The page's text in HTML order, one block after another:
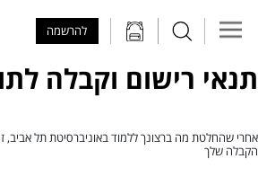
להרשמה
תנאי רישום וקבלה
אחרי שהחלטת מה ברצונך ללמוד באוניברסיטת תל אביב,
הקבלה שלך